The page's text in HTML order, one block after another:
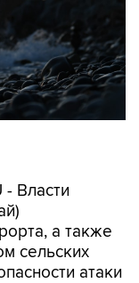
- Власти
а также
сельских
атаки